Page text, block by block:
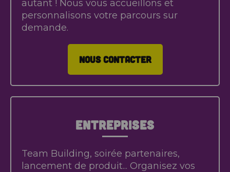
autant ! Nous vous accueillons et
personnalisons votre parcours sur
demande.
NOUS CONTACTER
Entreprises
Team Building, soirée partenaires,
lancement de produit... Organisez vos